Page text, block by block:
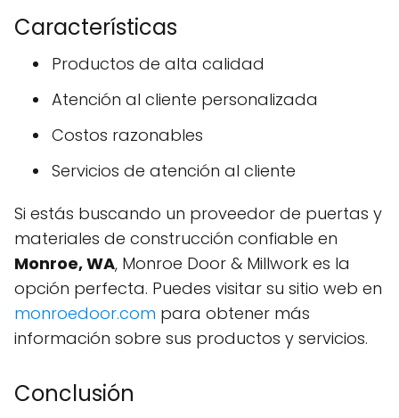
Características
Productos de alta calidad
Atención al cliente personalizada
Costos razonables
Servicios de atención al cliente
Si estás buscando un proveedor de puertas y
materiales de construcción confiable en
Monroe, WA, Monroe Door & Millwork es la
opción perfecta. Puedes visitar su sitio web en
monroedoor.com para obtener más
información sobre sus productos y servicios.
Conclusión